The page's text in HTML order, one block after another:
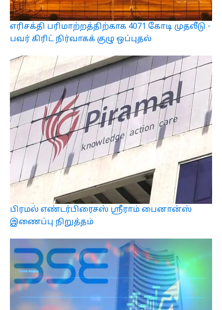
எரிசக்தி பரிமாற்றத்திற்காக 4071 கோடி முதலீடு -
பவர் கிரிட் நிர்வாகக் குழு ஒப்புதல்
பிரமல் எண்டர்பிரைசஸ் ஸ்ரீராம் பைனான்ஸ்
இணைப்பு நிறுத்தம்